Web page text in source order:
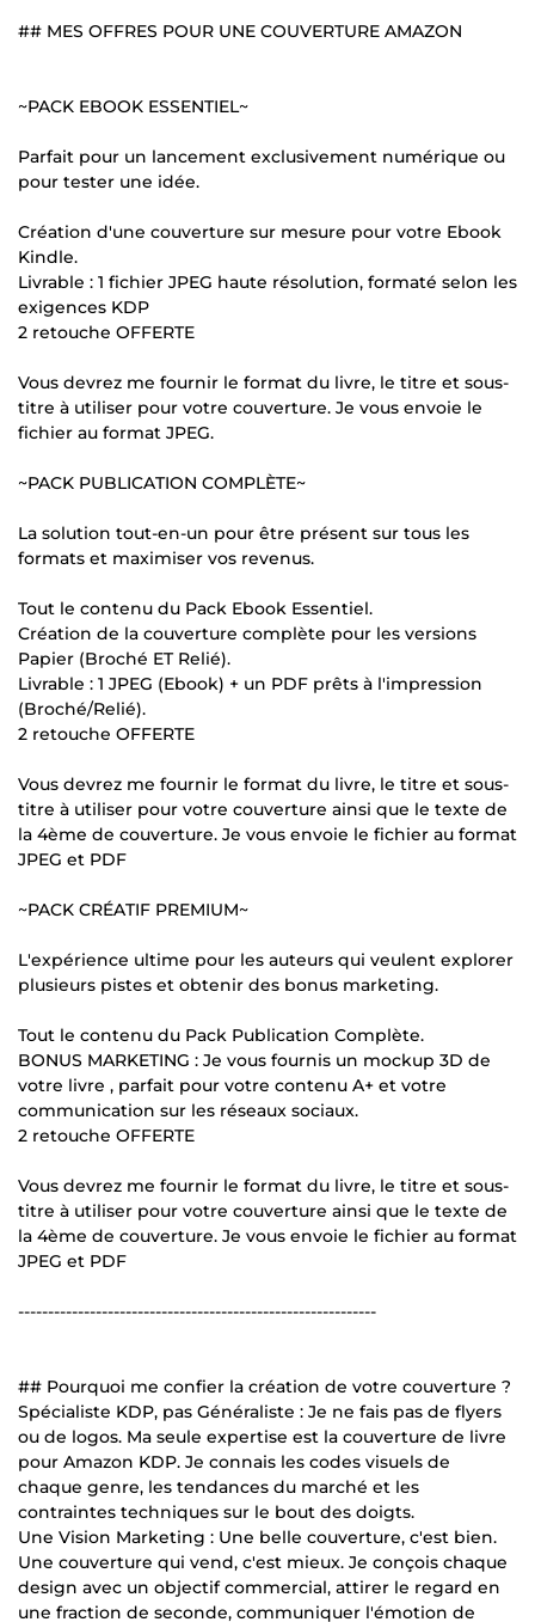
## MES OFFRES POUR UNE COUVERTURE AMAZON
~PACK EBOOK ESSENTIEL~
Parfait pour un lancement exclusivement numérique ou
pour tester une idée.
Création d'une couverture sur mesure pour votre Ebook
Kindle.
Livrable : 1 fichier JPEG haute résolution, formaté selon les
exigences KDP
2 retouche OFFERTE
Vous devrez me fournir le format du livre, le titre et sous-
titre à utiliser pour votre couverture. Je vous envoie le
fichier au format JPEG.
~PACK PUBLICATION COMPLÈTE~
La solution tout-en-un pour être présent sur tous les
formats et maximiser vos revenus.
Tout le contenu du Pack Ebook Essentiel.
Création de la couverture complète pour les versions
Papier (Broché ET Relié).
Livrable : 1 JPEG (Ebook) + un PDF prêts à l'impression
(Broché/Relié).
2 retouche OFFERTE
Vous devrez me fournir le format du livre, le titre et sous-
titre à utiliser pour votre couverture ainsi que le texte de
la 4ème de couverture. Je vous envoie le fichier au format
JPEG et PDF
~PACK CRÉATIF PREMIUM~
L'expérience ultime pour les auteurs qui veulent explorer
plusieurs pistes et obtenir des bonus marketing.
Tout le contenu du Pack Publication Complète.
BONUS MARKETING : Je vous fournis un mockup 3D de
votre livre , parfait pour votre contenu A+ et votre
communication sur les réseaux sociaux.
2 retouche OFFERTE
Vous devrez me fournir le format du livre, le titre et sous-
titre à utiliser pour votre couverture ainsi que le texte de
la 4ème de couverture. Je vous envoie le fichier au format
JPEG et PDF
------------------------------------------------------------
## Pourquoi me confier la création de votre couverture ?
Spécialiste KDP, pas Généraliste : Je ne fais pas de flyers
ou de logos. Ma seule expertise est la couverture de livre
pour Amazon KDP. Je connais les codes visuels de
chaque genre, les tendances du marché et les
contraintes techniques sur le bout des doigts.
Une Vision Marketing : Une belle couverture, c'est bien.
Une couverture qui vend, c'est mieux. Je conçois chaque
design avec un objectif commercial, attirer le regard en
une fraction de seconde, communiquer l'émotion de